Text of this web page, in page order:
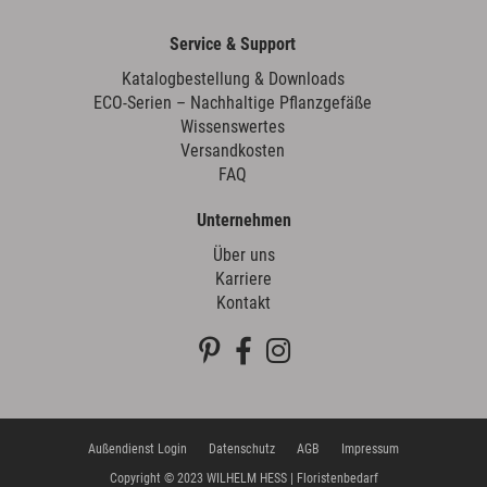
Service & Support
Katalogbestellung & Downloads
ECO-Serien – Nachhaltige Pflanzgefäße
Wissenswertes
Versandkosten
FAQ
Unternehmen
Über uns
Karriere
Kontakt
Außendienst Login Datenschutz AGB
Impressum
Copyright © 2023 WILHELM HESS | Floristenbedarf